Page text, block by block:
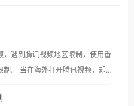
，遇到腾讯视频地区限制，使用番
频，却突